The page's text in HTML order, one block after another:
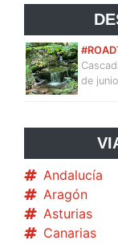
de
Andalucía
Aragón
Asturias
Canarias